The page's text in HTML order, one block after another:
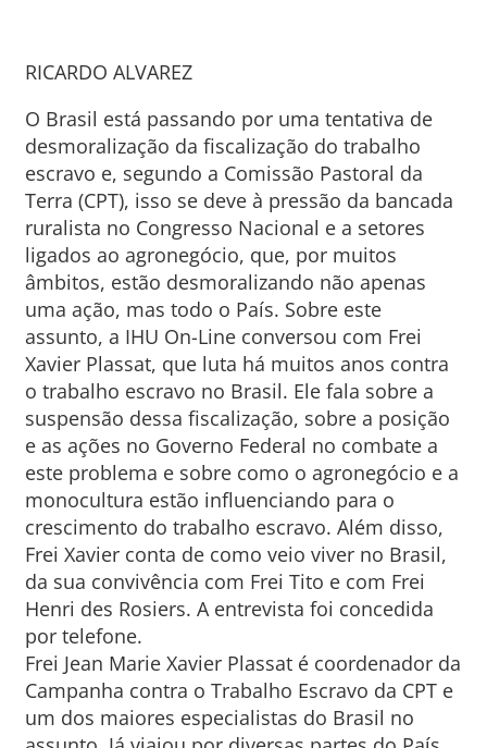
RICARDO ALVAREZ
O Brasil está passando por uma tentativa de
desmoralização da fiscalização do trabalho
escravo e, segundo a Comissão Pastoral da
Terra (CPT), isso se deve à pressão da bancada
ruralista no Congresso Nacional e a setores
ligados ao agronegócio, que, por muitos
âmbitos, estão desmoralizando não apenas
uma ação, mas todo o País. Sobre este
assunto, a IHU On-Line conversou com Frei
Xavier Plassat, que luta há muitos anos contra
o trabalho escravo no Brasil. Ele fala sobre a
suspensão dessa fiscalização, sobre a posição
e as ações no Governo Federal no combate a
este problema e sobre como o agronegócio e a
monocultura estão influenciando para o
crescimento do trabalho escravo. Além disso,
Frei Xavier conta de como veio viver no Brasil,
da sua convivência com Frei Tito e com Frei
Henri des Rosiers. A entrevista foi concedida
por telefone.
Frei Jean Marie Xavier Plassat é coordenador da
Campanha contra o Trabalho Escravo da CPT e
um dos maiores especialistas do Brasil no